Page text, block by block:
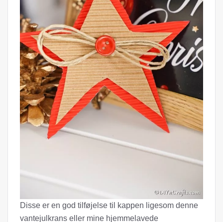
Disse er en god tilføjelse til kappen ligesom denne
vantejulkrans eller mine hjemmelavede